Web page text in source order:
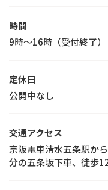
時間
9時～16時（受付終了）
定休日
公開中なし
交通アクセス
京阪電車清水五条駅か
分の五条坂下車、徒歩